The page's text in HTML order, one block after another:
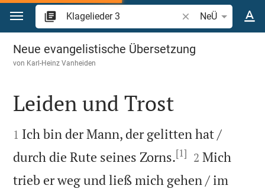
Zum Inhalt springen
Bibelstelle oder
NeÜ
Klagelieder 3
Neue evangelistische Übersetzung
von Karl-Heinz Vanheiden

Leiden und Trost

1 Ich bin der Mann, der gelitten hat /
durch die Rute seines Zorns.[1] 

2 Mich
trieb er weg und ließ mich gehen / im